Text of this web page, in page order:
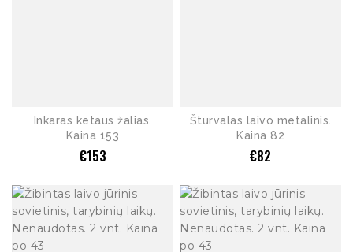
Inkaras ketaus žalias.
Kaina 153
€153
Šturvalas laivo metalinis.
Kaina 82
€82